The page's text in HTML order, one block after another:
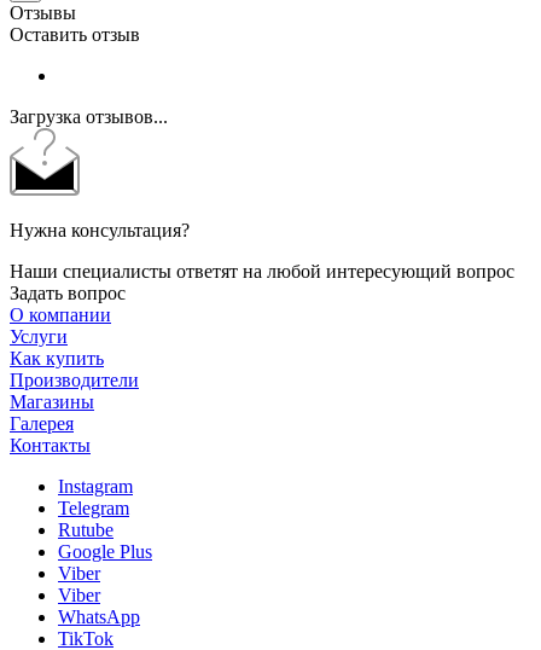
Отзывы
Оставить отзыв
Загрузка отзывов...
Нужна консультация?
Наши специалисты ответят на любой интересующий вопрос
Задать вопрос
О компании
Услуги
Как купить
Производители
Магазины
Галерея
Контакты
Instagram
Telegram
Rutube
Google Plus
Viber
Viber
WhatsApp
TikTok